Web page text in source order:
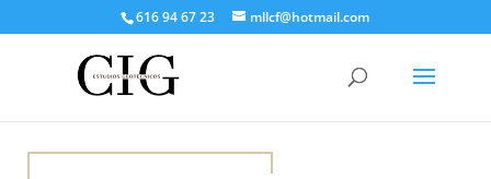
616 94 67 23 mllcf@hotmail.com